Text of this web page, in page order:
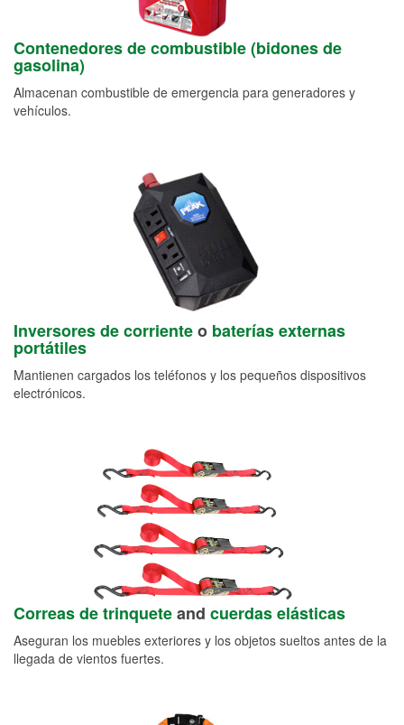
Contenedores de combustible (bidones de
gasolina)
Almacenan combustible de emergencia para generadores y
vehículos.
Inversores de corrienteo baterías externas
portátiles
Mantienen cargados los teléfonos y los pequeños dispositivos
electrónicos.
Correas de trinqueteand cuerdas elásticas
Aseguran los muebles exteriores y los objetos sueltos antes de la
llegada de vientos fuertes.